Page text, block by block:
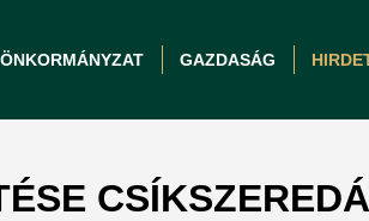
ÖNKORMÁNYZAT GAZDASÁG